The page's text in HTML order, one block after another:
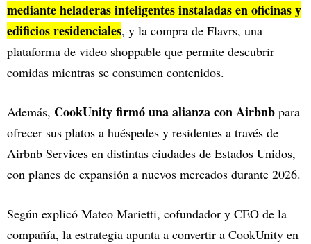
mediante heladeras inteligentes instaladas en oficinas y
edificios residenciales, y la compra de Flavrs, una
plataforma de video shoppable que permite descubrir
comidas mientras se consumen contenidos.
Además, CookUnity firmó una alianza con Airbnb para
ofrecer sus platos a huéspedes y residentes a través de
Airbnb Services en distintas ciudades de Estados Unidos,
con planes de expansión a nuevos mercados durante 2026.
Según explicó Mateo Marietti, cofundador y CEO de la
compañía, la estrategia apunta a convertir a CookUnity en